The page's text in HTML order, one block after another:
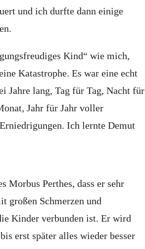
und ich durfte dann einige
Kind“ wie mich,
Katastrophe. Es war eine echt
Jahre lang, Tag für Tag, Nacht für
Jahr für Jahr voller
Ich lernte Demut
Morbus Perthes, dass er sehr
großen Schmerzen und
Kinder verbunden ist. Er wird
erst später alles wieder besser